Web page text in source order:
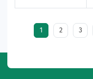
1 2 3